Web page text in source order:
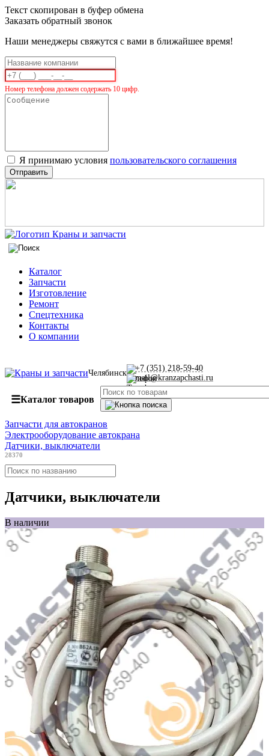
Текст скопирован в буфер обмена
Заказать обратный звонок
Наши менеджеры свяжутся с вами в ближайшее время!
Номер телефона должен содержать 10 цифр.
Я принимаю условия пользовательского соглашения
Отправить
Каталог
Запчасти
Изготовление
Ремонт
Спецтехника
Контакты
О компании
Челябинск
+7 (351) 218-59-40
mail@kranzapchasti.ru
☰Каталог товаров
Запчасти для автокранов
Электрооборудование автокрана
Датчики, выключатели
28370
Датчики, выключатели
В наличии